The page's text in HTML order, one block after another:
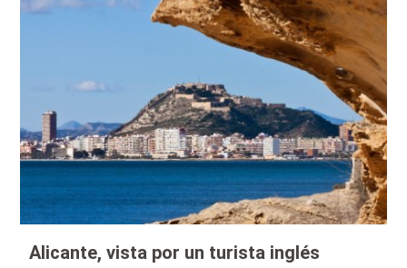
Alicante, vista por un turista inglés